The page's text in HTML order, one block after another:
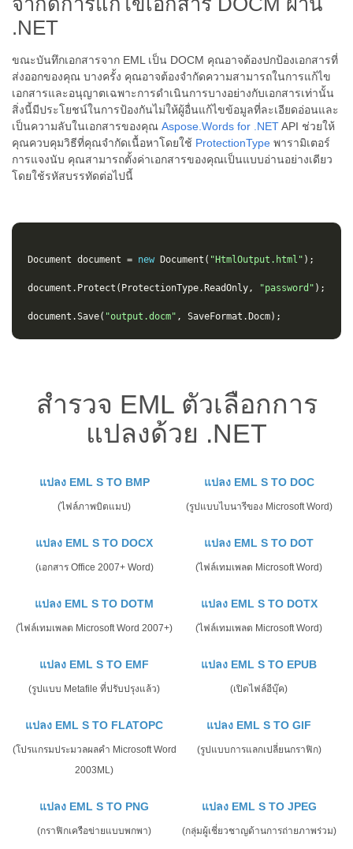
.NET
ขณะบันทึกเอกสารจาก EML เป็น DOCM คุณอาจต้องปกป้องเอกสารที่
ส่งออกของคุณ บางครั้ง คุณอาจต้องจำกัดความสามารถในการแก้ไข
เอกสารและอนุญาตเฉพาะการดำเนินการบางอย่างกับเอกสารเท่านั้น
สิ่งนี้มีประโยชน์ในการป้องกันไม่ให้ผู้อื่นแก้ไขข้อมูลที่ละเอียดอ่อนและ
เป็นความลับในเอกสารของคุณ Aspose.Words for .NETAPI ช่วยให้
คุณควบคุมวิธีที่คุณจำกัดเนื้อหาโดยใช้ ProtectionType พารามิเตอร์
การแจงนับ คุณสามารถตั้งค่าเอกสารของคุณเป็นแบบอ่านอย่างเดียว
โดยใช้รหัสบรรทัดต่อไปนี้
Document document = new Document ( "HtmlOutput.html" );
document . Protect ( ProtectionType. ReadOnly, "password" );
document .Save( "output.docm" , SaveFormat . Docm);
สำรวจ EML ตัวเลือกการ
แปลงด้วย .NET
แปลง EML S TO BMP
(ไฟล์ภาพบิตแมป)
แปลง EML S TO DOC
(รูปแบบไบนารีของ Microsoft Word)
แปลง EML S TO DOCX
(เอกสาร Office 2007+ Word)
แปลง EML S TO DOT
(ไฟล์เทมเพลต Microsoft Word)
แปลง EML S TO DOTM
(ไฟล์เทมเพลต Microsoft Word 2007+)
แปลง EML S TO DOTX
(ไฟล์เทมเพลต Microsoft Word)
แปลง EML S TO EMF
(รูปแบบ Metafile ที่ปรับปรุงแล้ว)
แปลง EML S TO EPUB
(เปิดไฟล์อีบุ๊ค)
แปลง EML S TO FLATOPC
(โปรแกรมประมวลผลคำ Microsoft Word
2003ML)
แปลง EML S TO GIF
(รูปแบบการแลกเปลี่ยนกราฟิก)
แปลง EML S TO PNG
(กราฟิกเครือข่ายแบบพกพา)
แปลง EML S TO JPEG
(กลุ่มผู้เชี่ยวชาญด้านการถ่ายภาพร่วม)